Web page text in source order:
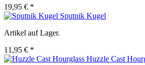
19,95 € *
Sputnik Kugel
Artikel auf Lager.
11,95 € *
Huzzle Cast